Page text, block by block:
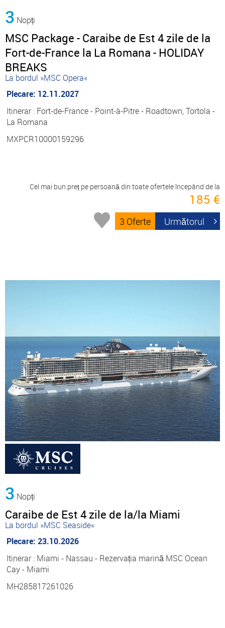
3 Nopți
MSC Package - Caraibe de Est 4 zile de la
Fort-de-France la La Romana - HOLIDAY
BREAKS
La bordul »MSC Opera«
Plecare: 12.11.2027
Itinerar : Fort-de-France - Point-à-Pitre - Roadtown, Tortola -
La Romana
MXPCR10000159296
Cel mai bun preț pe persoană din toate ofertele începând de la
185 €
3 Oferte Următorul
3 Nopți
Caraibe de Est 4 zile de la/la Miami
La bordul »MSC Seaside«
Plecare: 23.10.2026
Itinerar : Miami - Nassau - Rezervația marină MSC Ocean
Cay - Miami
MH285817261026